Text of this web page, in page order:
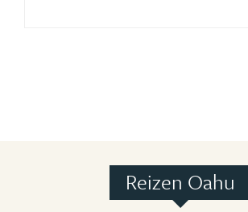
Reizen Oahu